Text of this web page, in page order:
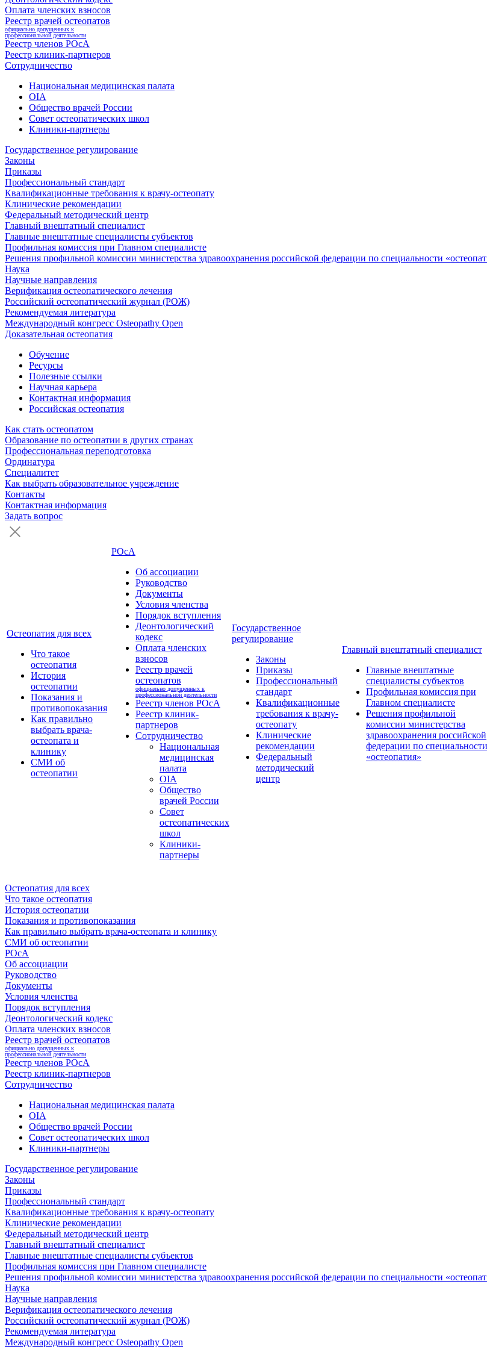
Оплата членских взносов
Реестр врачей остеопатов
официально допущенных к
профессиональной деятельности
Реестр членов РОсА
Реестр клиник-партнеров
Сотрудничество
Национальная медицинская палата
OIA
Общество врачей России
Совет остеопатических школ
Клиники-партнеры
Государственное регулирование
Законы
Приказы
Профессиональный стандарт
Квалификационные требования к врачу-остеопату
Клинические рекомендации
Федеральный методический центр
Главный внештатный специалист
Главные внештатные специалисты субъектов
Профильная комиссия при Главном специалисте
Решения профильной комиссии министерства здравоохранения российской федерации по специальности
Наука
Научные направления
Верификация остеопатического лечения
Российский остеопатический журнал (РОЖ)
Рекомендуемая литература
Международный конгресс Osteopathy Open
Доказательная остеопатия
Обучение
Ресурсы
Полезные ссылки
Научная карьера
Контактная информация
Российская остеопатия
Как стать остеопатом
Образование по остеопатии в других странах
Профессиональная переподготовка
Ординатура
Специалитет
Как выбрать образовательное учреждение
Контакты
Контактная информация
Задать вопрос
Остеопатия для всех
Что такое
остеопатия
История
остеопатии
Показания и
противопоказания
Как правильно
выбрать врача-
остеопата и
клинику
СМИ об
остеопатии
РОсА
Об ассоциации
Руководство
Документы
Условия членства
Порядок вступления
Деонтологический
кодекс
Оплата членских
взносов
Реестр врачей
остеопатов
официально допущенных к
профессиональной деятельности
Реестр членов РОсА
Реестр клиник-
партнеров
Сотрудничество
Национальная
медицинская
палата
OIA
Общество
врачей России
Совет
остеопатических
школ
Клиники-
партнеры
Государственное
регулирование
Законы
Приказы
Профессиональный
стандарт
Квалификационные
требования к врачу-
остеопату
Клинические
рекомендации
Федеральный
методический
центр
Главный внештатный специалист
Главные внештатные
специалисты субъектов
Профильная комиссия при
Главном специалисте
Решения профильной
комиссии министерства
здравоохранения российской
федерации по специальности
«остеопатия»
Остеопатия для всех
Что такое остеопатия
История остеопатии
Показания и противопоказания
Как правильно выбрать врача-остеопата и клинику
СМИ об остеопатии
РОсА
Об ассоциации
Руководство
Документы
Условия членства
Порядок вступления
Деонтологический кодекс
Оплата членских взносов
Реестр врачей остеопатов
официально допущенных к
профессиональной деятельности
Реестр членов РОсА
Реестр клиник-партнеров
Сотрудничество
Национальная медицинская палата
OIA
Общество врачей России
Совет остеопатических школ
Клиники-партнеры
Государственное регулирование
Законы
Приказы
Профессиональный стандарт
Квалификационные требования к врачу-остеопату
Клинические рекомендации
Федеральный методический центр
Главный внештатный специалист
Главные внештатные специалисты субъектов
Профильная комиссия при Главном специалисте
Решения профильной комиссии министерства здравоохранения российской федерации по специальности
Наука
Научные направления
Верификация остеопатического лечения
Российский остеопатический журнал (РОЖ)
Рекомендуемая литература
Международный конгресс Osteopathy Open